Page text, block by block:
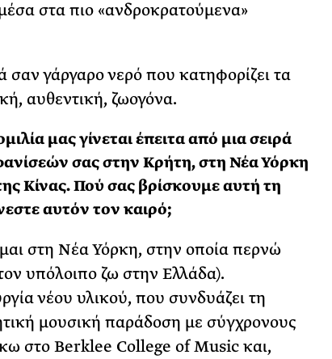
στα πιο «ανδροκρατούμενα»
σαν γάργαρο νερό που κατηφορίζει τα
αυθεντική, ζωογόνα.
μας γίνεται έπειτα από μια σειρά
σας στην Κρήτη, στη Νέα Υόρκη
Κίνας. Πού σας βρίσκουμε αυτή τη
αυτόν τον καιρό;
στη Νέα Υόρκη, στην οποία περνώ
υπόλοιπο ζω στην Ελλάδα).
νέου υλικού, που συνδυάζει τη
μουσική παράδοση με σύγχρονους
στο Berklee College of Music και,